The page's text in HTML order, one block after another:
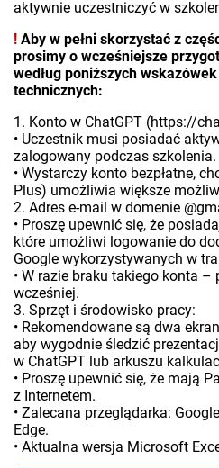
aktywnie uczestniczyć w
! Aby w pełni skorzystać z
prosimy o wcześniejsze
według poniższych
technicznych:
1. Konto w ChatGPT (https://
• Uczestnik musi posiadać
zalogowany podczas szkolenia.
• Wystarczy konto bezpłatne,
Plus) umożliwia większe
2. Adres e-mail w domenie
• Proszę upewnić się, że
które umożliwi logowanie do
Google wykorzystywanych w
• W razie braku takiego konta –
wcześniej.
3. Sprzęt i środowisko pracy:
• Rekomendowane są dwa
aby wygodnie śledzić
w ChatGPT lub arkuszu
• Proszę upewnić się, że mają
z Internetem.
• Zalecana przeglądarka:
Edge.
• Aktualna wersja Microsoft